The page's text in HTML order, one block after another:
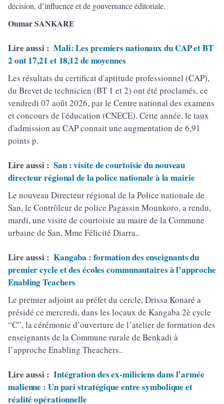
décision, d’influence et de gouvernance éditoriale.
Oumar SANKARE
Lire aussi : Mali: Les premiers nationaux du CAP et BT
2 ont 17,21 et 18,12 de moyennes
Les résultats du certificat d'aptitude professionnel (CAP),
du Brevet de technicien (BT 1 et 2) ont été proclamés, ce
vendredi 07 août 2026, par le Centre national des examens
et concours de l'éducation (CNECE). Cette année, le taux
d'admission au CAP connait une augmentation de 6,91
points p.
Lire aussi : San : visite de courtoisie du nouveau
directeur régional de la police nationale à la mairie
Le nouveau Directeur régional de la Police nationale de
San, le Contrôleur de police Pagassin Mounkoro, a rendu,
mardi, une visite de courtoisie au maire de la Commune
urbaine de San, Mme Félicité Diarra..
Lire aussi : Kangaba : formation des enseignants du
premier cycle et des écoles communautaires à l’approche
Enabling Teachers
Le premier adjoint au préfet du cercle, Drissa Konaré a
présidé ce mercredi, dans les locaux de Kangaba 2è cycle
“C”, la cérémonie d’ouverture de l’atelier de formation des
enseignants de la Commune rurale de Benkadi à
l’approche Enabling Theachers..
Lire aussi : Intégration des ex-miliciens dans l’armée
malienne : Un pari stratégique entre symbolique et
réalité opérationnelle